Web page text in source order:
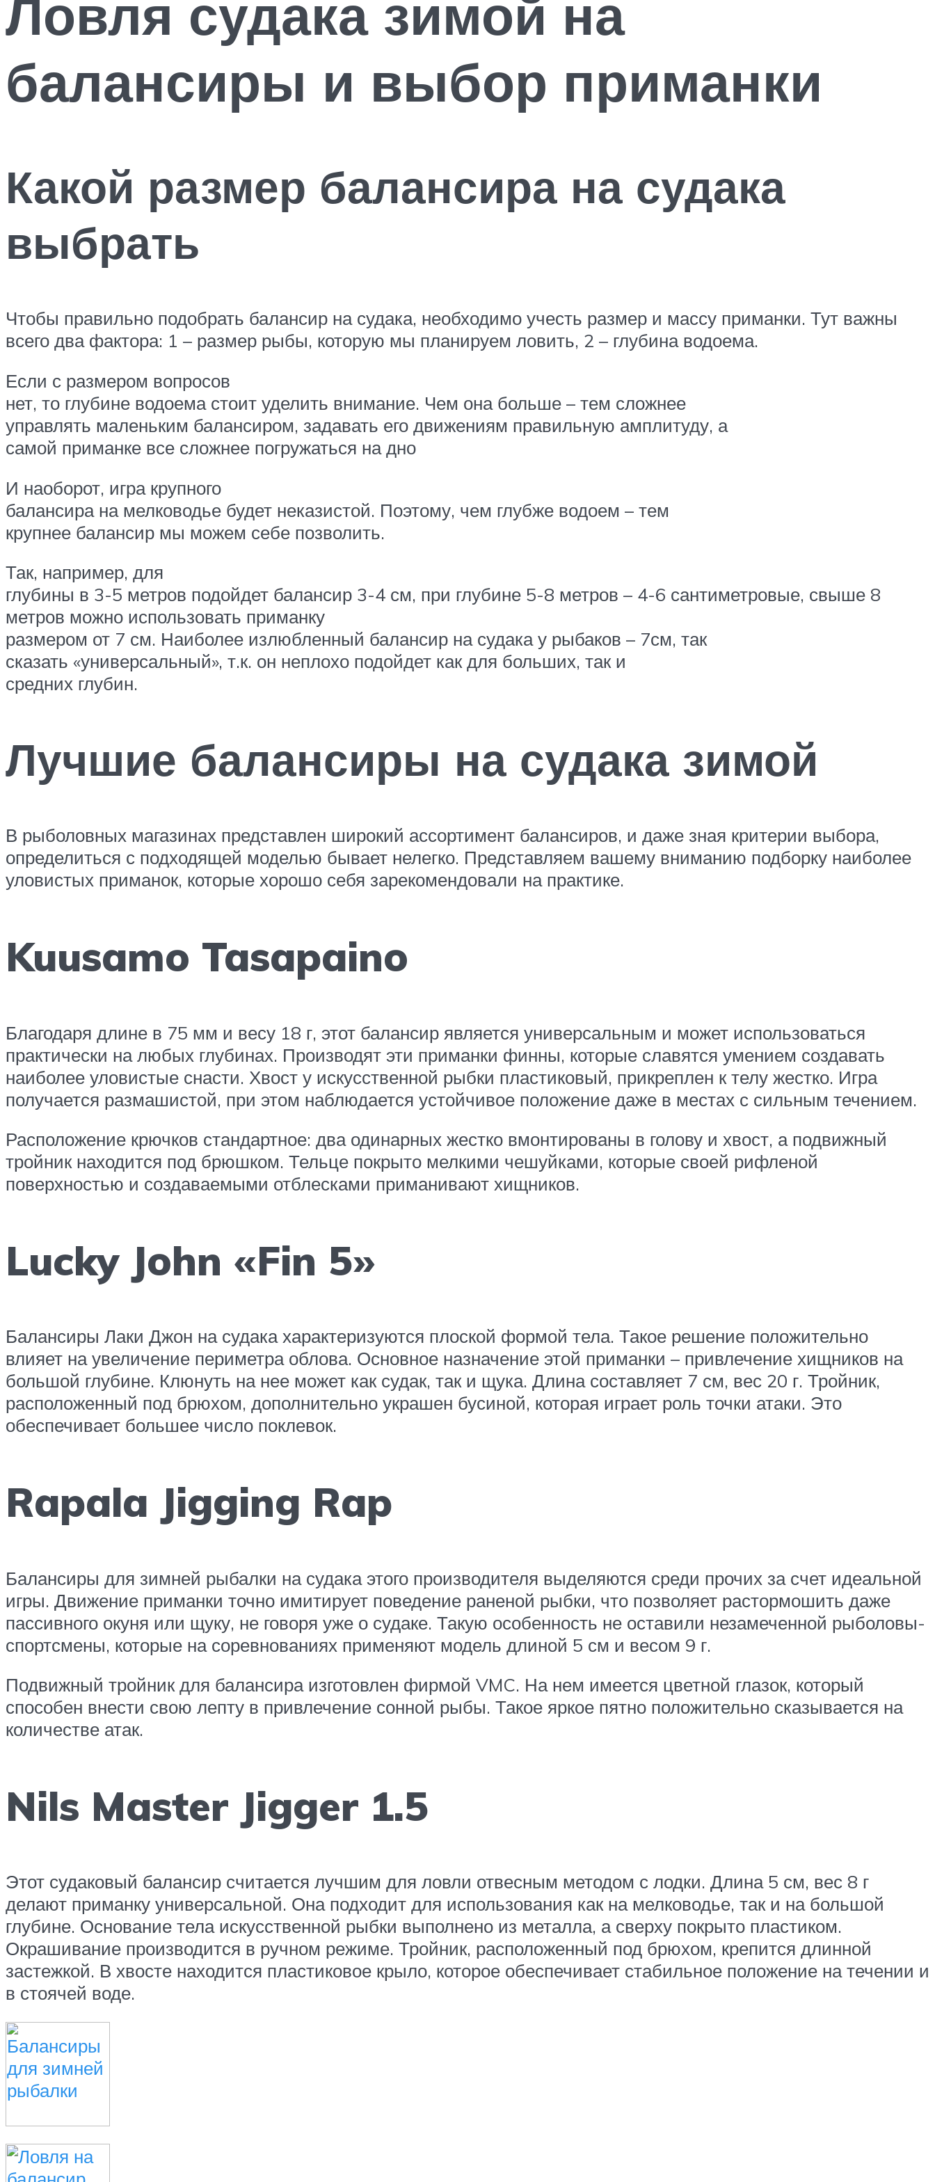
Ловля судака зимой на
балансиры и выбор приманки
Какой размер балансира на судака
выбрать
Чтобы правильно подобрать балансир на судака, необходимо учесть размер и массу приманки. Тут важны
всего два фактора: 1 – размер рыбы, которую мы планируем ловить, 2 – глубина водоема.
Если с размером вопросов
нет, то глубине водоема стоит уделить внимание. Чем она больше – тем сложнее
управлять маленьким балансиром, задавать его движениям правильную амплитуду, а
самой приманке все сложнее погружаться на дно
И наоборот, игра крупного
балансира на мелководье будет неказистой. Поэтому, чем глубже водоем – тем
крупнее балансир мы можем себе позволить.
Так, например, для
глубины в 3-5 метров подойдет балансир 3-4 см, при глубине 5-8 метров – 4-6 сантиметровые, свыше 8
метров можно использовать приманку
размером от 7 см. Наиболее излюбленный балансир на судака у рыбаков – 7см, так
сказать «универсальный», т.к. он неплохо подойдет как для больших, так и
средних глубин.
Лучшие балансиры на судака зимой
В рыболовных магазинах представлен широкий ассортимент балансиров, и даже зная критерии выбора,
определиться с подходящей моделью бывает нелегко. Представляем вашему вниманию подборку наиболее
уловистых приманок, которые хорошо себя зарекомендовали на практике.
Kuusamo Tasapaino
Благодаря длине в 75 мм и весу 18 г, этот балансир является универсальным и может использоваться
практически на любых глубинах. Производят эти приманки финны, которые славятся умением создавать
наиболее уловистые снасти. Хвост у искусственной рыбки пластиковый, прикреплен к телу жестко. Игра
получается размашистой, при этом наблюдается устойчивое положение даже в местах с сильным течением.
Расположение крючков стандартное: два одинарных жестко вмонтированы в голову и хвост, а подвижный
тройник находится под брюшком. Тельце покрыто мелкими чешуйками, которые своей рифленой
поверхностью и создаваемыми отблесками приманивают хищников.
Lucky John «Fin 5»
Балансиры Лаки Джон на судака характеризуются плоской формой тела. Такое решение положительно
влияет на увеличение периметра облова. Основное назначение этой приманки – привлечение хищников на
большой глубине. Клюнуть на нее может как судак, так и щука. Длина составляет 7 см, вес 20 г. Тройник,
расположенный под брюхом, дополнительно украшен бусиной, которая играет роль точки атаки. Это
обеспечивает большее число поклевок.
Rapala Jigging Rap
Балансиры для зимней рыбалки на судака этого производителя выделяются среди прочих за счет идеальной
игры. Движение приманки точно имитирует поведение раненой рыбки, что позволяет растормошить даже
пассивного окуня или щуку, не говоря уже о судаке. Такую особенность не оставили незамеченной рыболовы-
спортсмены, которые на соревнованиях применяют модель длиной 5 см и весом 9 г.
Подвижный тройник для балансира изготовлен фирмой VMC. На нем имеется цветной глазок, который
способен внести свою лепту в привлечение сонной рыбы. Такое яркое пятно положительно сказывается на
количестве атак.
Nils Master Jigger 1.5
Этот судаковый балансир считается лучшим для ловли отвесным методом с лодки. Длина 5 см, вес 8 г
делают приманку универсальной. Она подходит для использования как на мелководье, так и на большой
глубине. Основание тела искусственной рыбки выполнено из металла, а сверху покрыто пластиком.
Окрашивание производится в ручном режиме. Тройник, расположенный под брюхом, крепится длинной
застежкой. В хвосте находится пластиковое крыло, которое обеспечивает стабильное положение на течении и
в стоячей воде.